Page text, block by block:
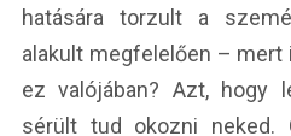
hatására torzult a
alakult megfelelően –
ez valójában? Azt, hogy
sérült tud okozni neked.